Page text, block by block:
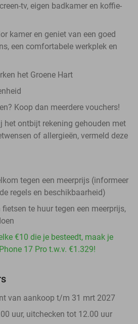
tv, eigen badkamer en koffie-
kamer en geniet van een goed
een comfortabele werkplek en
het Groene Hart
Koop dan meerdere vouchers!
het ontbijt rekening gehouden met
of allergieën, vermeld deze
tegen een meerprijs (informeer
regels en beschikbaarheid)
te huur tegen een meerprijs,
€10 die je besteedt, maak je
17 Pro t.w.v. €1.329!
van aankoop t/m 31 mrt 2027
uur, uitchecken tot 12.00 uur